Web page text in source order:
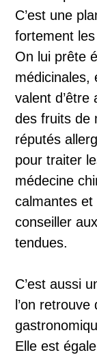
C’est une
fortement
On lui prête
médicinales,
valent d’être
des fruits de
réputés
pour traiter
médecine
calmantes
conseiller
tendues.
C’est aussi
l’on
Elle est